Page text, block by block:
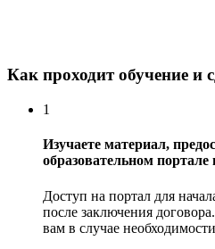
Как проходит обучение и
1
Изучаете материал,
образовательном
Доступ на портал для
после заключения
вам в случае